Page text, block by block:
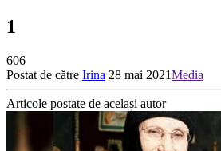
1
606
Postat de către Irina 28 mai 2021Media
Articole postate de același autor